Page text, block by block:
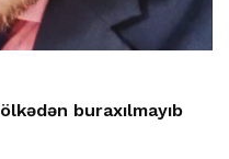
buraxılmayıb